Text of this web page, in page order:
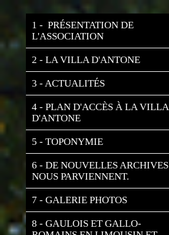
1 -  PRÉSENTATION DE
L'ASSOCIATION
2 - LA VILLA D'ANTONE
3 - ACTUALITÉS
4 - PLAN D'ACCÈS À LA VILLA
D'ANTONE
5 - TOPONYMIE
6 - DE NOUVELLES ARCHIVES
NOUS PARVIENNENT.
7 - GALERIE PHOTOS
8 - GAULOIS ET GALLO-